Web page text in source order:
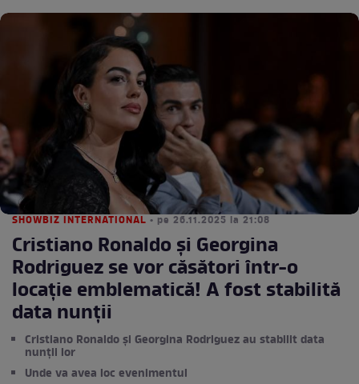
SHOWBIZ INTERNATIONAL • pe 26.11.2025 la 21:08
Cristiano Ronaldo și Georgina
Rodriguez se vor căsători într-o
locație emblematică! A fost stabilită
data nunții
Cristiano Ronaldo și Georgina Rodriguez au stabilit data
nunții lor
Unde va avea loc evenimentul